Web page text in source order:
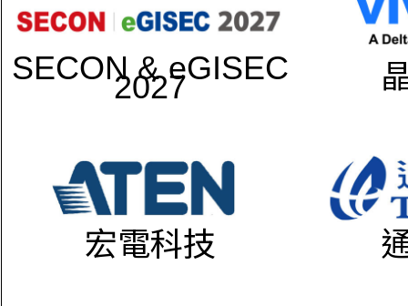
SECON & eGISEC
2027
宏電科技